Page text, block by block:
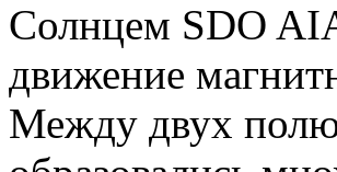
Солнцем SDO
движение
Между двух